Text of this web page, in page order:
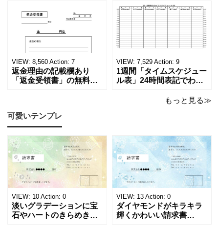
る！印刷可能な一覧表！
印刷可能な平成・令和・
西暦早見表を無料ダウン
ロードでご利用いただけ
ます。 パソコンに保存し
ていただくか、A4サイズ
でコピーしてご
ーカーの代理店、回収業
者へおすすめ！(Excel・
Word・PDF)正しく廃棄
されたことを証明する書
類「廃棄処分証明書」の
テンプレートです。 量販
店や家電メーカーの代理
店、回収
VIEW: 8,560 Action: 7
返金理由の記載欄あり
「返金受領書」の無料テ
め！過払い･誤入金などが
発生した際にも使える、
モノクロでシンプルな
「返金領収書」のテンプ
レートとなります。 A4縦
型サイズで用紙に印
VIEW: 7,529 Action: 9
1週間「タイムスケジュー
ル表」24時間表記でわか
ト！A4横型ExcelやWord
表になります。 A4横型サ
イズの無料テンプレート
で、Excel・Wo
もっと見る≫
可愛いテンプレ
VIEW: 10 Action: 0
淡いグラデーションに宝
石やハートのきらめきを
VIEW: 13 Action: 0
ダイヤモンドがキラキラ
輝くかわいい請求書